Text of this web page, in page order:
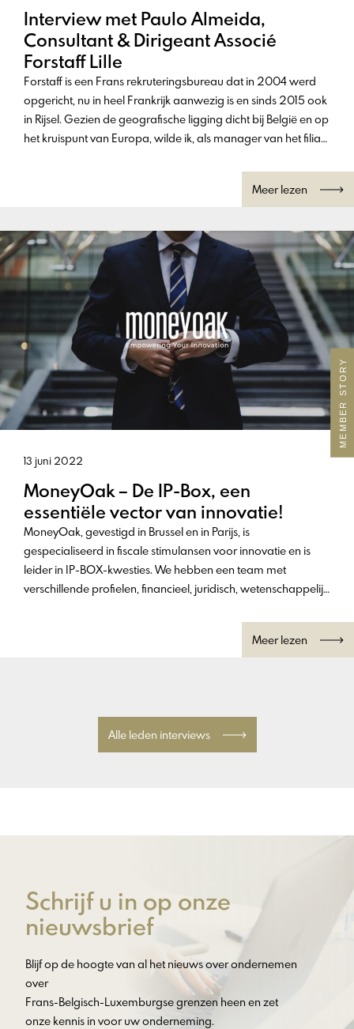
Interview met Paulo Almeida,
Consultant & Dirigeant Associé
Forstaff Lille
Forstaff is een Frans rekruteringsbureau dat in 2004 werd
opgericht, nu in heel Frankrijk aanwezig is en sinds 2015 ook
in Rijsel. Gezien de geografische ligging dicht bij België en op
het kruispunt van Europa, wilde ik, als manager van het filiaal
Belgische bedrijven die hun activiteiten op de Franse markt
Meer lezen
MEMBER STORY
13 juni 2022
MoneyOak – De IP-Box, een
essentiële vector van innovatie!
MoneyOak, gevestigd in Brussel en in Parijs, is
gespecialiseerd in fiscale stimulansen voor innovatie en is
leider in IP-BOX-kwesties. We hebben een team met
verschillende profielen, financieel, juridisch, wetenschappelijk
handen te kunnen nemen en zo tijd te besparen.
Meer lezen
Alle leden interviews
Schrijf u in op onze
nieuwsbrief
Blijf op de hoogte van al het nieuws over ondernemen
over
Frans-Belgisch-Luxemburgse grenzen heen en zet
onze kennis in voor uw onderneming.